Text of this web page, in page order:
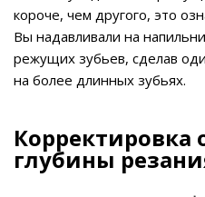
короче, чем другого, это
Вы надавливали на
режущих зубьев, сделав
на более длинных зубьях.
Корректировка
глубины